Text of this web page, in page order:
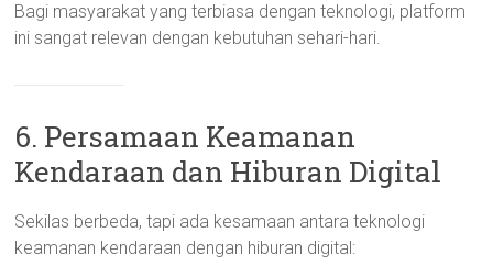
Bagi masyarakat yang terbiasa dengan teknologi, platform
ini sangat relevan dengan kebutuhan sehari-hari.
6. Persamaan Keamanan
Kendaraan dan Hiburan Digital
Sekilas berbeda, tapi ada kesamaan antara teknologi
keamanan kendaraan dengan hiburan digital: